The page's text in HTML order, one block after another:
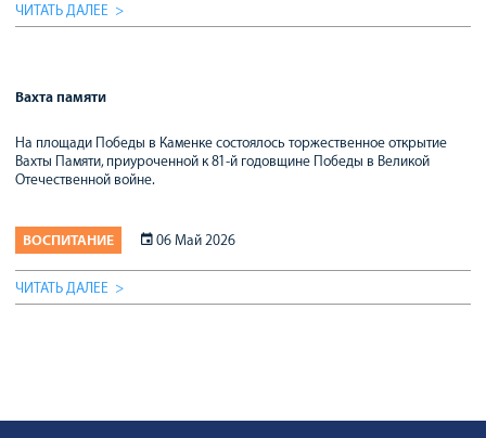
ЧИТАТЬ ДАЛЕЕ
Вахта памяти
На площади Победы в Каменке состоялось торжественное открытие
Вахты Памяти, приуроченной к 81-й годовщине Победы в Великой
Отечественной войне.
ВОСПИТАНИЕ 06 Май 2026
ЧИТАТЬ ДАЛЕЕ